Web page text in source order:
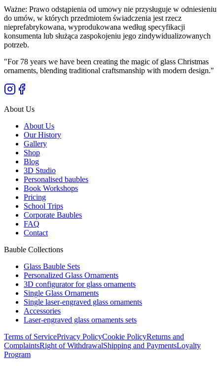
Ważne: Prawo odstąpienia od umowy nie przysługuje w odniesieniu
do umów, w których przedmiotem świadczenia jest rzecz
nieprefabrykowana, wyprodukowana według specyfikacji
konsumenta lub służąca zaspokojeniu jego zindywidualizowanych
potrzeb.
"For 78 years we have been creating the magic of glass Christmas
ornaments, blending traditional craftsmanship with modern design."
About Us
About Us
Our History
Gallery
Shop
Blog
3D Studio
Personalised baubles
Book Workshops
Pricing
School Trips
Corporate Baubles
FAQ
Contact
Bauble Collections
Glass Bauble Sets
Personalized Glass Ornaments
3D configurator for glass ornaments
Single Glass Ornaments
Single laser-engraved glass ornaments
Accessories
Laser-engraved glass ornaments sets
Terms of ServicePrivacy PolicyCookie PolicyReturns and
ComplaintsRight of WithdrawalShipping and PaymentsLoyalty
Program